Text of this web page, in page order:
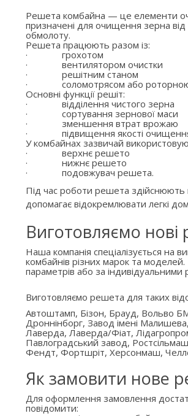
Решета комбайна — це елементи
призначені для очищення зерна
обмолоту.
Решета працюють разом із:
·
грохотом
·
вентилятором очистки
·
решітним станом
·
соломотрясом або
Основні функції решіт:
·
відділення чистого зерна
·
сортування зернової маси
·
зменшення втрат врожаю
·
підвищення якості
У комбайнах зазвичай
·
верхнє решето
·
нижнє решето
·
подовжувач решета.
Під час роботи решета здійснюють
допомагає відокремлювати легкі
Виготовляємо
Наша компанія спеціалізується на
комбайнів різних марок та
параметрів або за індивідуальними
Виготовляємо решета для таких
Автоштамп, Бізон, Брауд, Вольво
Дроннінборг, Завод імені
Лаверда, Лаверда/Фіат,
Павлоградський завод,
Фендт, Фортшріт, Херсонмаш,
Як замовити нове
Для оформлення замовлення
повідомити: